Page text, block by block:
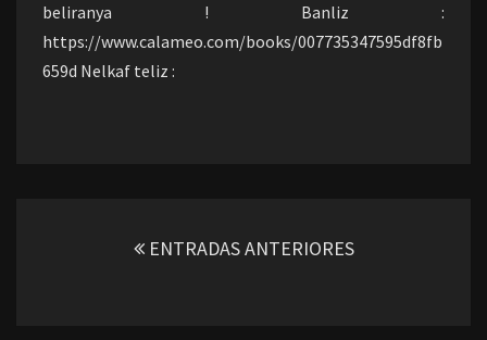
beliranya ! Banliz :
https://www.calameo.com/books/007735347595df8fb
659d Nelkaf teliz :
ENTRADAS ANTERIORES